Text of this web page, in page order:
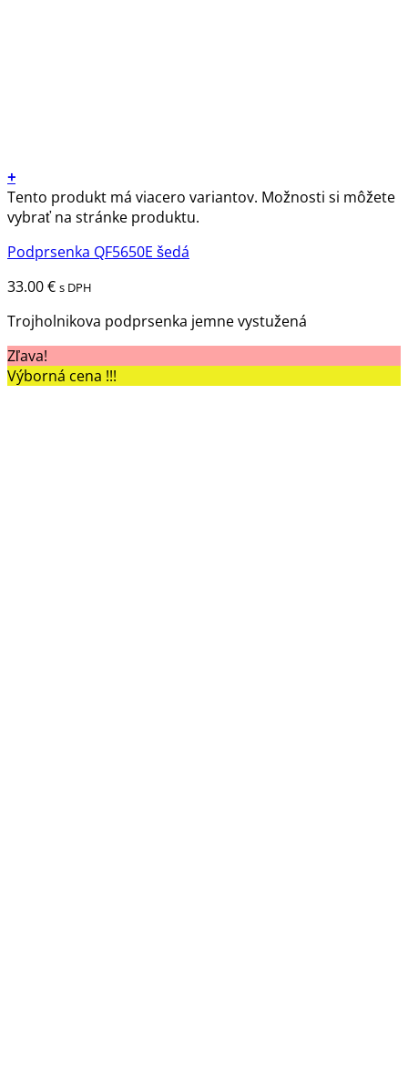
+
Tento produkt má viacero variantov. Možnosti si môžete
vybrať na stránke produktu.
Podprsenka QF5650E šedá
33.00€ s DPH
Trojholnikova podprsenka jemne vystužená
Zľava!
Výborná cena !!!